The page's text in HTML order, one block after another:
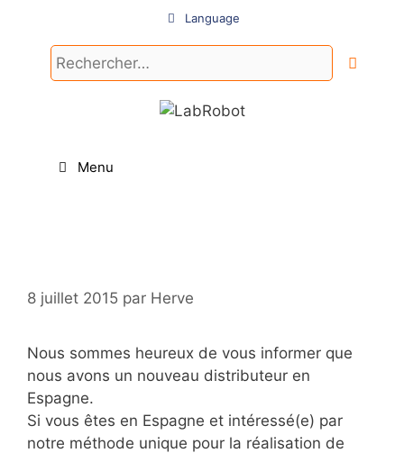
contenu
Language
Rechercher :
Menu
8 juillet 2015 par Herve
Nous sommes heureux de vous informer que
nous avons un nouveau distributeur en
Espagne.
Si vous êtes en Espagne et intéressé(e) par
notre méthode unique pour la réalisation de